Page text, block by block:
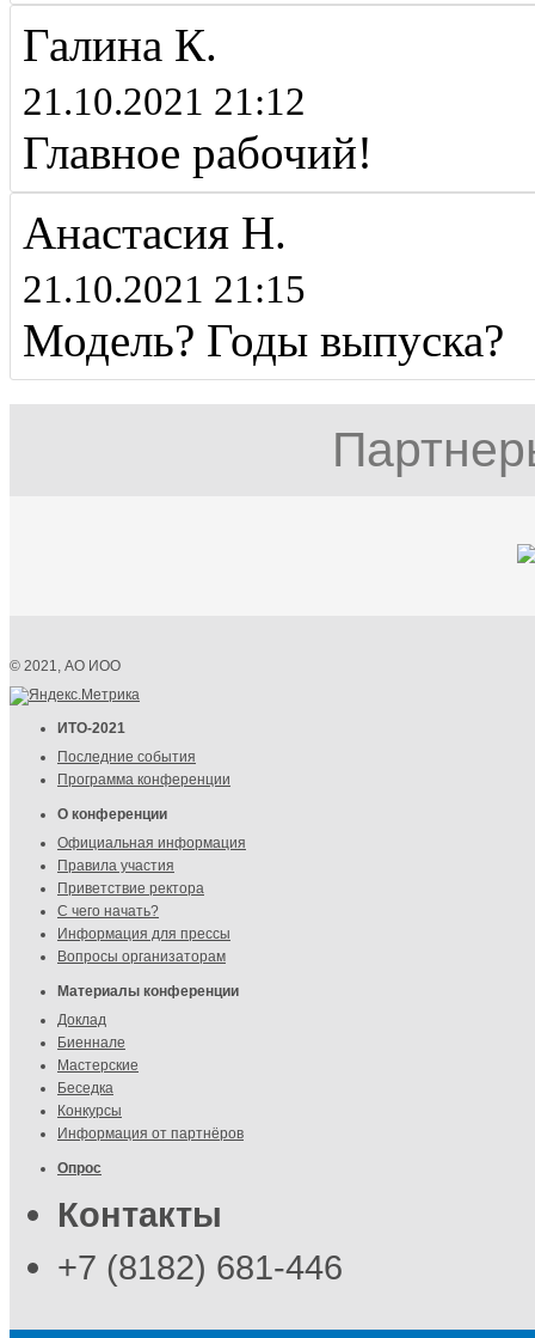
Галина К.
21.10.2021 21:12
Главное рабочий!
Анастасия Н.
21.10.2021 21:15
Модель? Годы выпуска?
© 2021, АО ИОО
ИТО-2021
Последние события
Программа конференции
О конференции
Официальная информация
Правила участия
Приветствие ректора
С чего начать?
Информация для прессы
Вопросы организаторам
Материалы конференции
Доклад
Биеннале
Мастерские
Беседка
Конкурсы
Информация от партнёров
Опрос
Контакты
+7 (8182) 681-446